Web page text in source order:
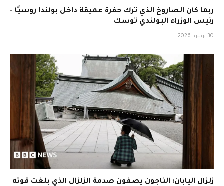
ربما كان الصاروخ الذي ترك حفرة عميقة داخل بولندا روسيًا –
رئيس الوزراء البولندي توسك
30 يوليو، 2026
زلزال اليابان: الناجون يصفون صدمة الزلزال الذي بلغت قوته